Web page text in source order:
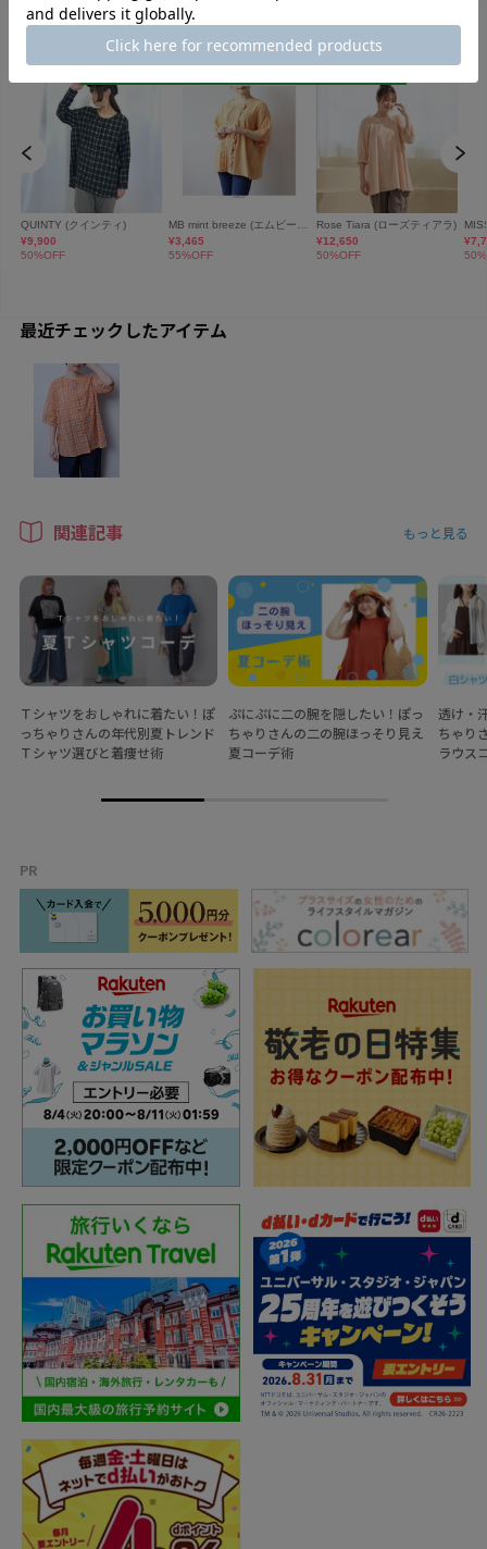
最近チェックしたアイテム
関連記事 もっと見る
Ｔシャツをおしゃれに着たい！ぽ
っちゃりさんの年代別夏トレンド
Ｔシャツ選びと着痩せ術
ぷにぷに二の腕を隠したい！ぽっ
ちゃりさんの二の腕ほっそり見え
夏コーデ術
透け・
ちゃり
ラウス
PR